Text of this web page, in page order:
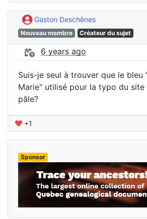
Gaston Deschênes
Nouveau membre Créateur du sujet
6 years ago
Suis-je seul à trouver que le bleu
Marie" utilisé pour la typo du site
pâle?
+1
Sponsor